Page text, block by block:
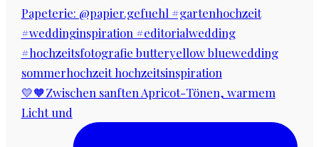
💛🧡Zwischen sanften Apricot-Tönen, warmem
Licht und